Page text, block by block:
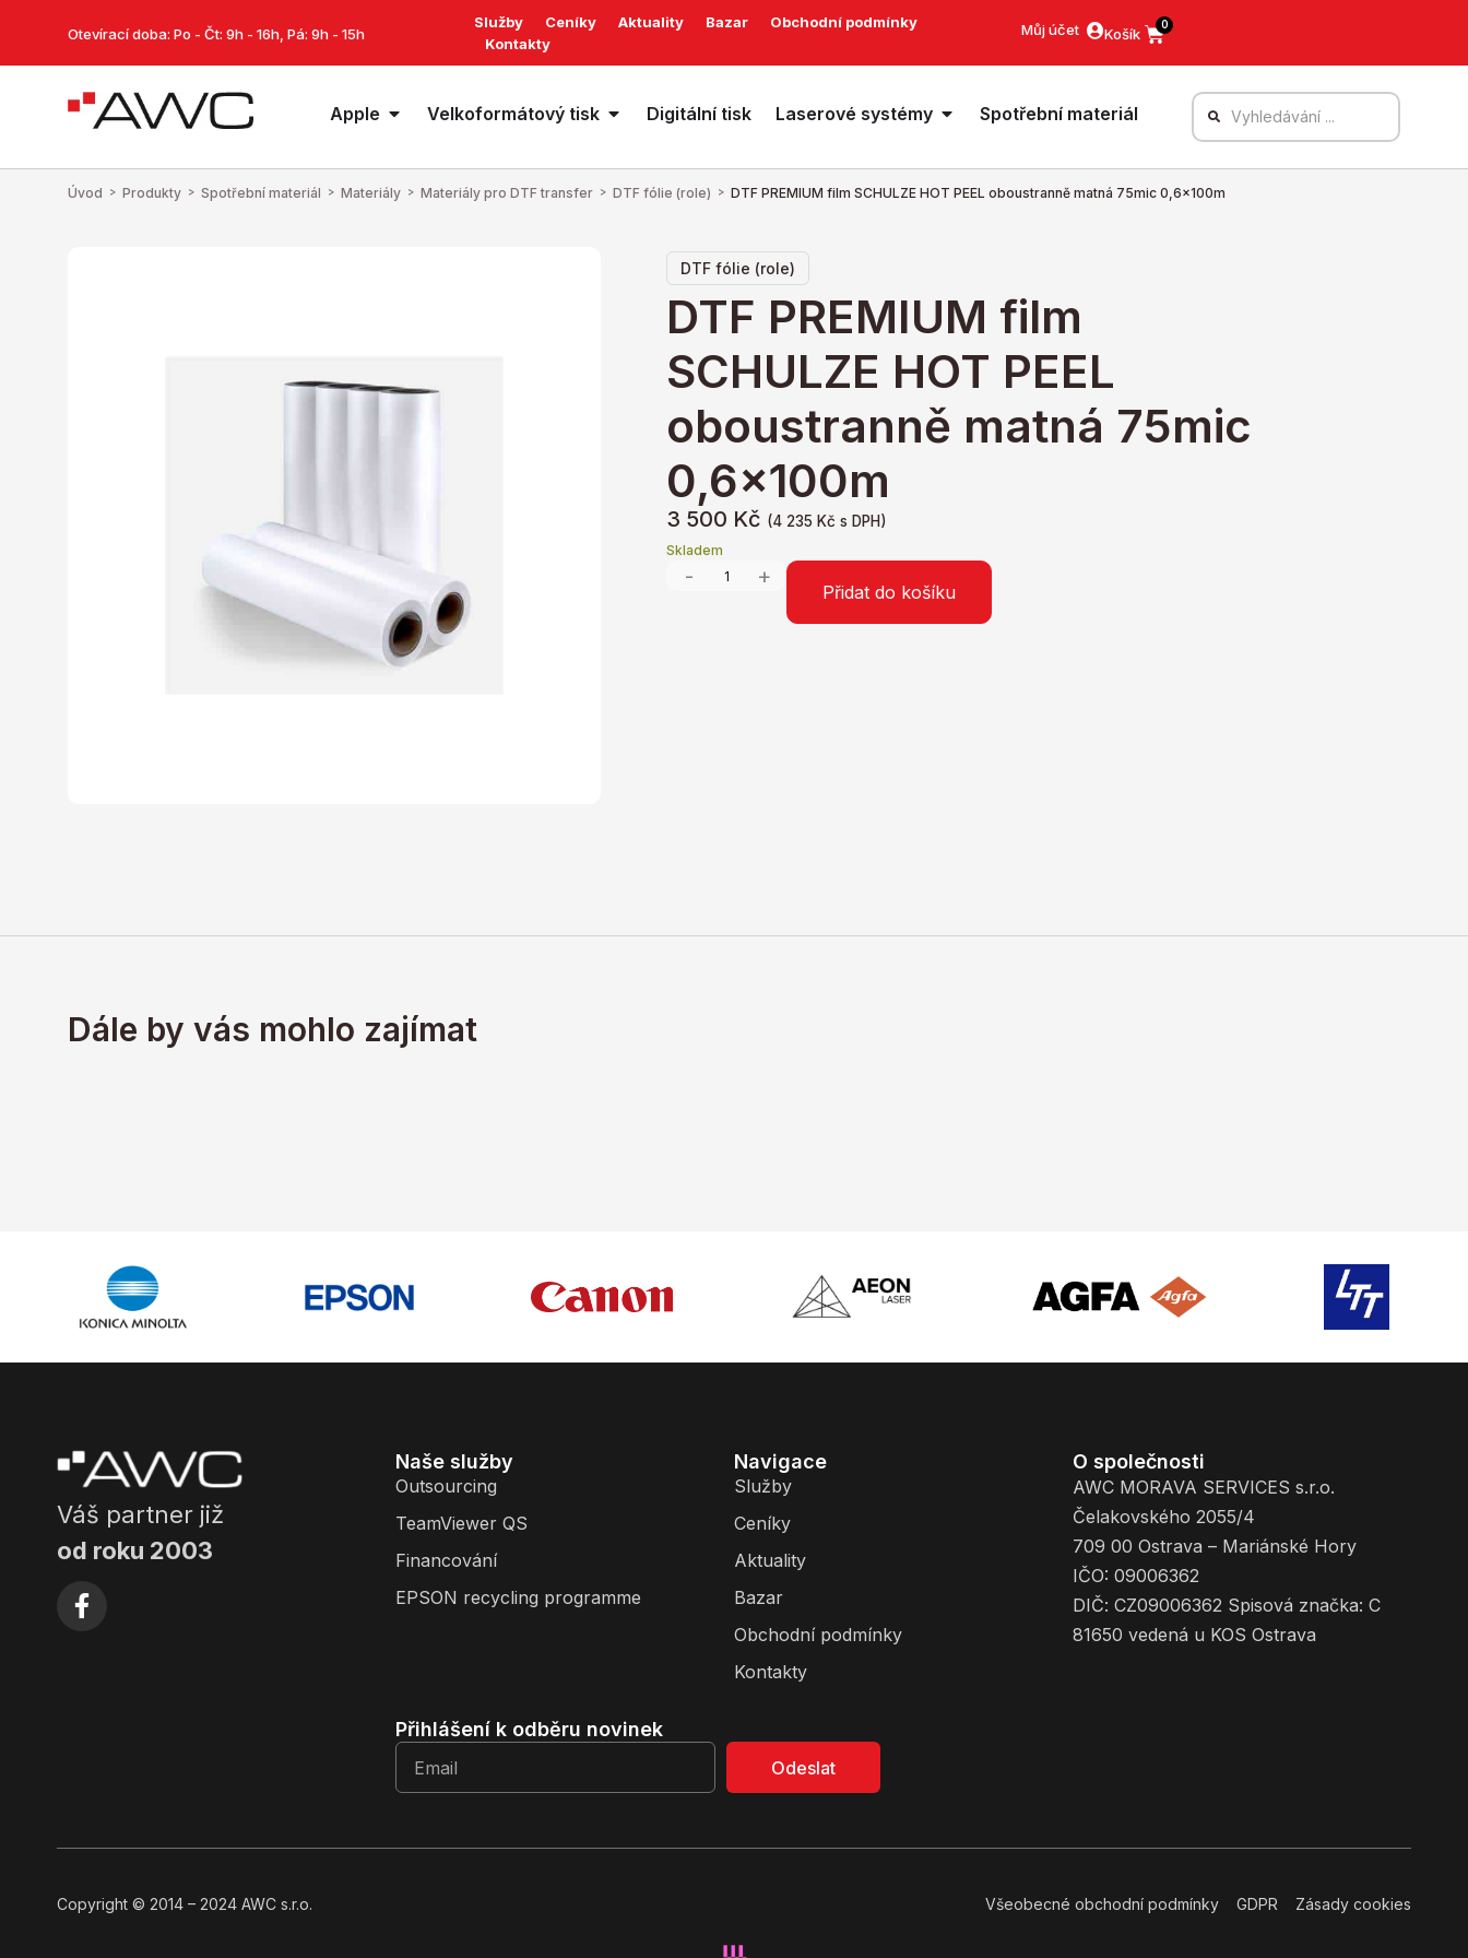
Otevírací doba: Po - Čt: 9h - 16h, Pá: 9h - 15h
Služby Ceníky Aktuality Bazar
Obchodní podmínky
Kontakty
Můj účet 0
Apple Velkoformátový tisk Digitální tisk Laserové systémy Spotřební materiál
Úvod > Produkty > Spotřební materiál > Materiály > Materiály pro DTF transfer > DTF fólie (role) > DTF PREMIUM film SCHULZE HOT PEEL oboustranně matná 75mic 0,6x100m
DTF fólie (role)
DTF PREMIUM film
SCHULZE HOT PEEL
oboustranně matná 75mic
0,6x100m
3 500 Kč (4 235 Kč s DPH)
Skladem
- +
Přidat do košíku
Dále by vás mohlo zajímat
Váš partner již
od roku 2003
Naše služby
Outsourcing
TeamViewer QS
Financování
EPSON recycling programme
Navigace
Služby
Ceníky
Aktuality
Bazar
Obchodní podmínky
Kontakty
O společnosti
AWC MORAVA SERVICES s.r.o.
Čelakovského 2055/4
709 00 Ostrava – Mariánské Hory
IČO: 09006362
DIČ: CZ09006362 Spisová značka: C
81650 vedená u KOS Ostrava
Přihlášení k odběru novinek
Odeslat
Copyright © 2014 – 2024 AWC s.r.o. Všeobecné obchodní podmínky GDPR Zásady cookies